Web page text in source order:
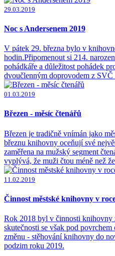
29.03.2019
Noc s Andersenem 2019
V pátek 29. března bylo v
hodin.Připomenout si 214.
pohádkáře a důležitost pohádek
dvoučlenným doprovodem z SVČ
01.03.2019
Březen - měsíc čtenářů
Březen je tradičně vnímán jako
březnu knihovny oceňují své
zaměřena na mužský segment
vyplývá, že muži čtou méně než
11.02.2019
Činnost městské knihovny v
Rok 2018 byl v činnosti knihovny
skutečnosti se však pod
změnu - stěhování knihovny do
podzim roku 2019.